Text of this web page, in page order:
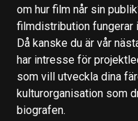
om hur film når sin
filmdistribution fungerar
Då kanske du är vår
har intresse för
som vill utveckla dina
kulturorganisation som
biografen.